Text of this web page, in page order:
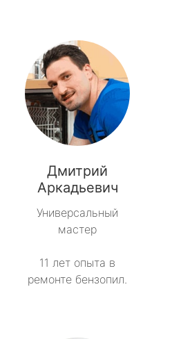
Дмитрий
Аркадьевич
Универсальный
мастер
11 лет опыта в
ремонте бензопил.